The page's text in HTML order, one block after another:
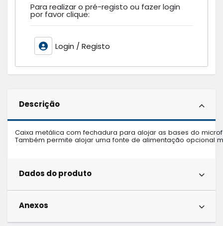
Para realizar o pré-registo ou fazer login
por favor clique:
Login / Registo
Descrição
Caixa metálica com fechadura para alojar as bases do
Também permite alojar uma fonte de alimentação opcional
Dados do produto
Anexos